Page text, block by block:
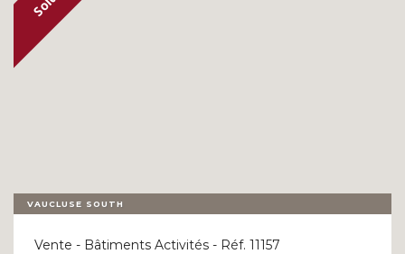
VAUCLUSE SOUTH
Vente - Bâtiments Activités - Réf. 11157